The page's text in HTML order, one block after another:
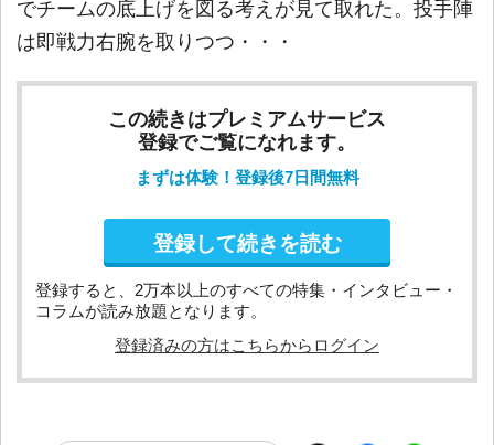
でチームの底上げを図る考えが見て取れた。投手陣
は即戦力右腕を取りつつ・・・
この続きはプレミアムサービス
登録でご覧になれます。
まずは体験！登録後7日間無料
登録して続きを読む
登録すると、2万本以上のすべての特集・インタビュー・
コラムが読み放題となります。
登録済みの方はこちらからログイン